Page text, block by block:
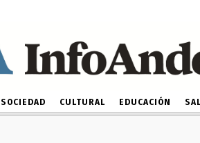
SOCIEDAD CULTURAL EDUCACIÓN